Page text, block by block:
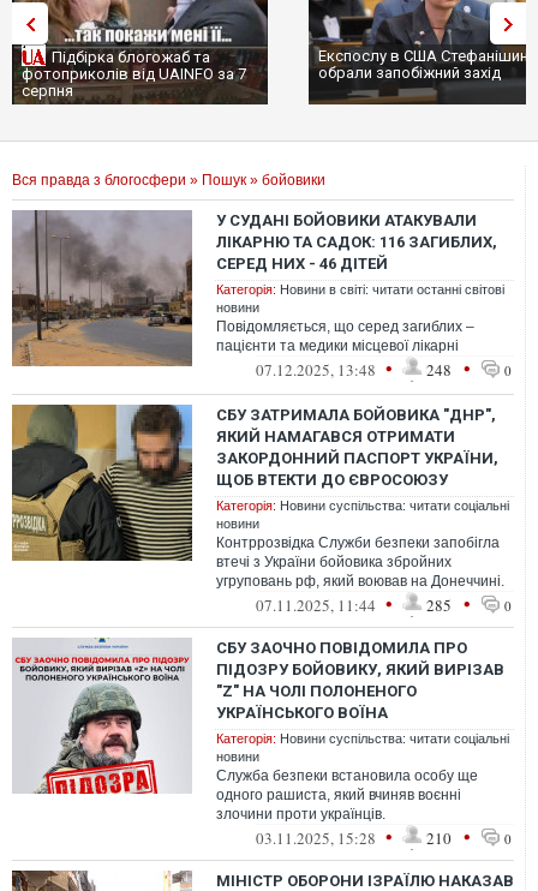
Підбірка блогожаб та
фотоприколів від UAINFO за 7
серпня
Експослу в США
обрали запобіжний захід
Вся правда з блогосфери » Пошук » бойовики
У СУДАНІ БОЙОВИКИ АТАКУВАЛИ
ЛІКАРНЮ ТА САДОК: 116 ЗАГИБЛИХ,
СЕРЕД НИХ - 46 ДІТЕЙ
Категорія: Новини в світі: читати останні світові
новини
Повідомляється, що серед загиблих –
пацієнти та медики місцевої лікарні
07.12.2025, 13:48 • 248 • 0
СБУ ЗАТРИМАЛА БОЙОВИКА "ДНР",
ЯКИЙ НАМАГАВСЯ ОТРИМАТИ
ЗАКОРДОННИЙ ПАСПОРТ УКРАЇНИ,
ЩОБ ВТЕКТИ ДО ЄВРОСОЮЗУ
Категорія: Новини суспільства: читати соціальні
новини
Контррозвідка Служби безпеки запобігла
втечі з України бойовика збройних
угруповань рф, який воював на Донеччині.
07.11.2025, 11:44 • 285 • 0
СБУ ЗАОЧНО ПОВІДОМИЛА ПРО
ПІДОЗРУ БОЙОВИКУ, ЯКИЙ ВИРІЗАВ
"Z" НА ЧОЛІ ПОЛОНЕНОГО
УКРАЇНСЬКОГО ВОЇНА
Категорія: Новини суспільства: читати соціальні
новини
Служба безпеки встановила особу ще
одного рашиста, який вчиняв воєнні
злочини проти українців.
03.11.2025, 15:28 • 210 • 0
МІНІСТР ОБОРОНИ ІЗРАЇЛЮ НАКАЗАВ